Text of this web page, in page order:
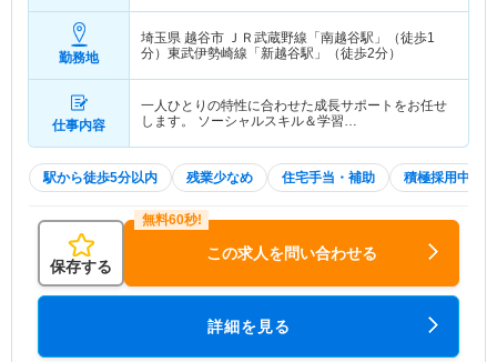
勤務地
埼玉県 越谷市 ＪＲ武蔵野線「南越谷駅」（徒歩1
分）東武伊勢崎線「新越谷駅」（徒歩2分）
仕事内容
一人ひとりの特性に合わせた成長サポートをお任せ
します。 ソーシャルスキル＆学習…
駅から徒歩5分以内 残業少なめ 住宅手当・補助 積極採用中
保存する
この求人を問い合わせる
詳細を見る